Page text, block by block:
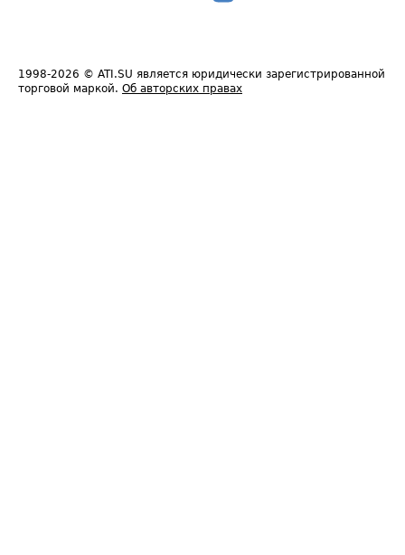
1998-2026 © ATI.SU является юридически зарегистрированной
торговой маркой. Об авторских правах